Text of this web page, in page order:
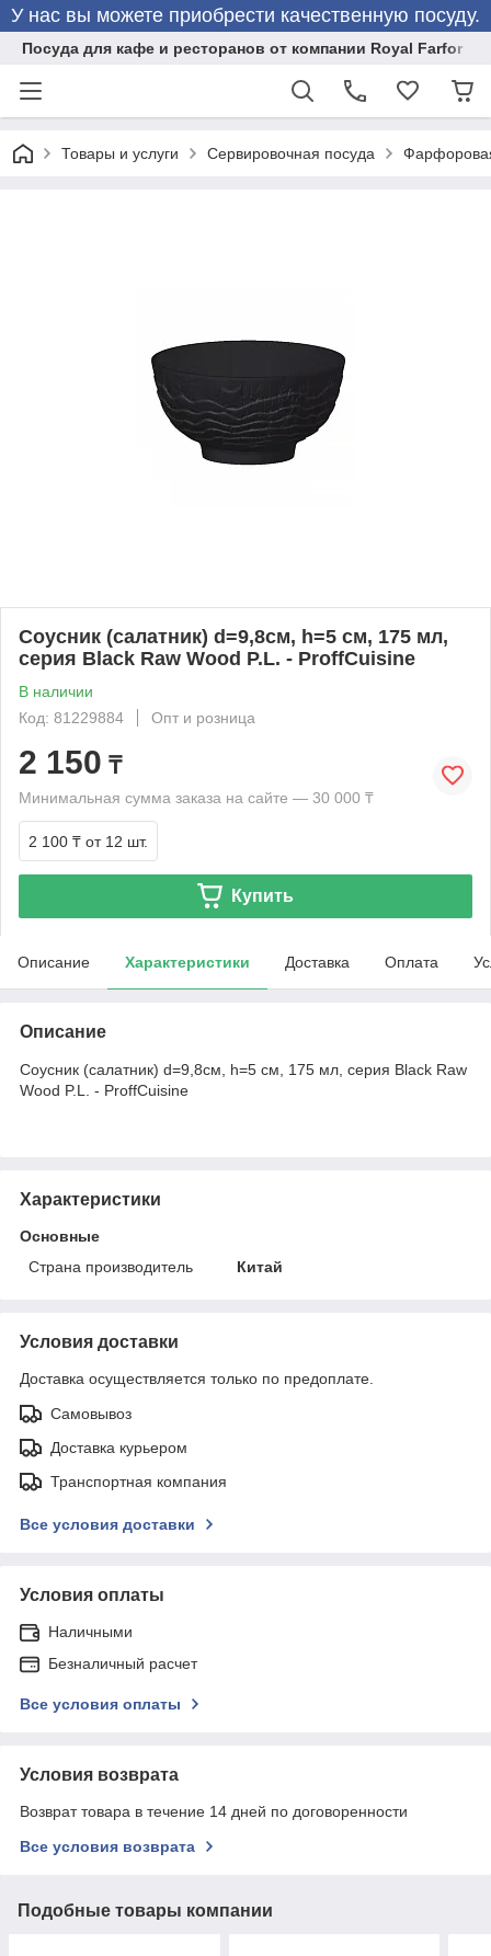
У нас вы можете приобрести качественную посуду.
Посуда для кафе и ресторанов от компании Royal Farfor
Товары и услуги Сервировочная посуда
Соусник (салатник) d=9,8см, h=5 см, 175 мл,
серия Black Raw Wood P.L. - ProffCuisine
В наличии
Код: 81229884
Опт и розница
2 150 ₸
Минимальная сумма заказа на сайте — 30 000 ₸
2 100 ₸ от 12 шт.
Купить
Описание Характеристики Доставка Оплата
Описание
Соусник (салатник) d=9,8см, h=5 см, 175 мл, серия Black Raw
Wood P.L. - ProffCuisine
Характеристики
Основные
Страна производитель
Китай
Условия доставки
Доставка осуществляется только по предоплате.
Самовывоз
Доставка курьером
Транспортная компания
Все условия доставки
Условия оплаты
Наличными
Безналичный расчет
Все условия оплаты
Условия возврата
Возврат товара в течение 14 дней по договоренности
Все условия возврата
Подобные товары компании